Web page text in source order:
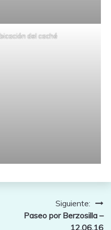
del caché
Siguiente:
Paseo por Berzosilla –
12.06.16